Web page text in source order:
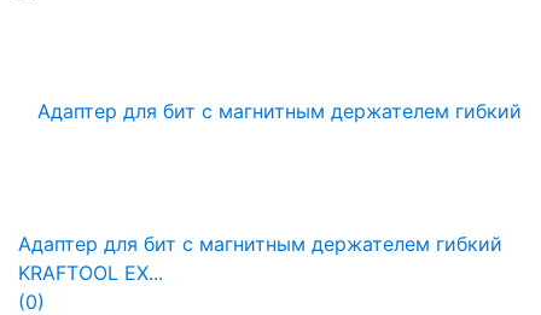
Адаптер для бит с магнитным держателем гибкий
KRAFTOOL EX...
(0)